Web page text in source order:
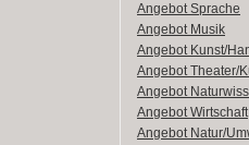
Angebot Sprache
Angebot Musik
Angebot Kunst/
Angebot Theater/
Angebot
Angebot Wirtschaft
Angebot Natur/